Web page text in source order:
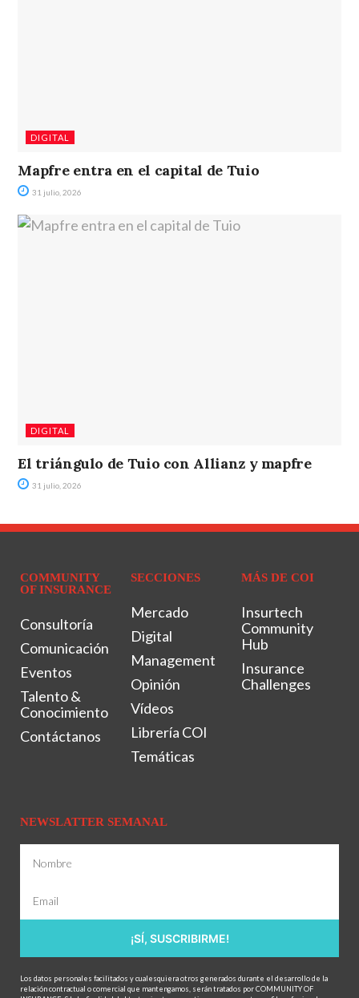
DIGITAL
Mapfre entra en el capital de Tuio
31 julio, 2026
DIGITAL
El triángulo de Tuio con Allianz y mapfre
31 julio, 2026
COMMUNITY
OF INSURANCE
Consultoría
Comunicación
Eventos
Talento &
Conocimiento
Contáctanos
SECCIONES
Mercado
Digital
Management
Opinión
Vídeos
Librería COI
Temáticas
MÁS DE COI
Insurtech
Community
Hub
Insurance
Challenges
NEWSLATTER SEMANAL
¡SÍ, SUSCRIBIRME!
Los datos personales facilitados y cualesquiera otros generados durante el desarrollo de la
relación contractual o comercial que mantengamos, serán tratados por COMMUNITY OF